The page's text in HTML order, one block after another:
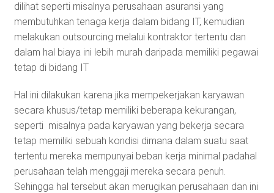
dilihat seperti misalnya perusahaan asuransi yang
membutuhkan tenaga kerja dalam bidang IT, kemudian
melakukan outsourcing melalui kontraktor tertentu dan
dalam hal biaya ini lebih murah daripada memiliki pegawai
tetap di bidang IT
Hal ini dilakukan karena jika mempekerjakan karyawan
secara khusus/tetap memiliki beberapa kekurangan,
seperti misalnya pada karyawan yang bekerja secara
tetap memiliki sebuah kondisi dimana dalam suatu saat
tertentu mereka mempunyai beban kerja minimal padahal
perusahaan telah menggaji mereka secara penuh.
Sehingga hal tersebut akan merugikan perusahaan dan ini